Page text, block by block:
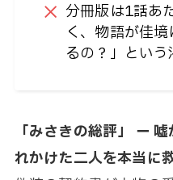
分冊版は1話あ
く、物語が佳
るの？」とい
「みさきの総評」 ー
れかけた二人を本当に